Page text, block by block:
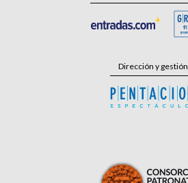
Dirección y gestión